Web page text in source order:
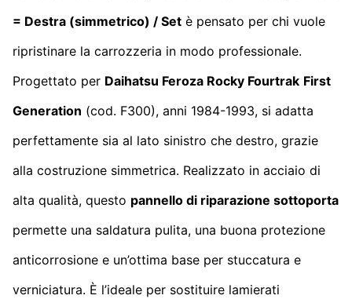
= Destra (simmetrico) / Set è pensato per chi vuole
ripristinare la carrozzeria in modo professionale.
Progettato per Daihatsu Feroza Rocky Fourtrak First
Generation (cod. F300), anni 1984-1993, si adatta
perfettamente sia al lato sinistro che destro, grazie
alla costruzione simmetrica. Realizzato in acciaio di
alta qualità, questo pannello di riparazione sottoporta
permette una saldatura pulita, una buona protezione
anticorrosione e un’ottima base per stuccatura e
verniciatura. È l’ideale per sostituire lamierati